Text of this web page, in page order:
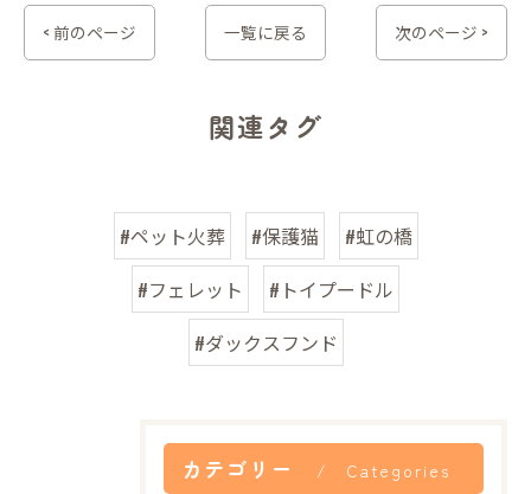
< 前のページ 一覧に戻る 次のページ >
関連タグ
#ペット火葬 #保護猫
#虹の橋
#フェレット
#トイプードル
#ダックスフンド
カテゴリー Categories